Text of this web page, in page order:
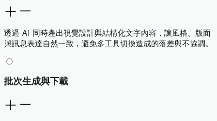
透過 AI 同時產出視覺設計與結構化文字內容，讓風格、版面
與訊息表達自然一致，避免多工具切換造成的落差與不協調。
批次生成與下載